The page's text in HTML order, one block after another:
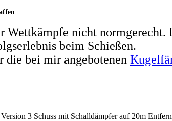
Wettkämpfe nicht normgerecht.
beim Schießen.
die bei mir angebotenen
3 Schuss mit Schalldämpfer auf 20m